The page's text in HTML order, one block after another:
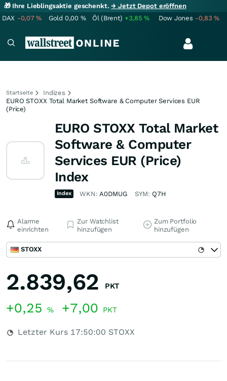
🎁 Ihre Lieblingsaktie geschenkt.→ Jetzt Depot eröffnen
DAX -0,07% Gold 0,00 % Öl (Brent) +3,85% Dow Jones -0,83%
Startseite
Indizes
EURO STOXX Total Market Software & Computer Services EUR
(Price)
EURO STOXX Total Market
Software & Computer
Services EUR (Price)
Index
Index WKN:A0DMUG SYM: Q7H
Alarme
einrichten
Zur Watchlist
hinzufügen
Zum Portfolio
hinzufügen
STOXX
2.839,62 PKT
+0,25 % +7,00 PKT
Letzter Kurs 17:50:00 STOXX